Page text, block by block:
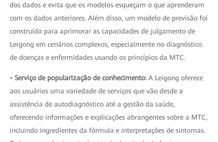
dos dados e evita que os modelos esqueçam o que aprenderam
com os dados anteriores. Além disso, um modelo de previsão foi
construído para aprimorar as capacidades de julgamento de
Leigong em cenários complexos, especialmente no diagnóstico
de doenças e enfermidades usando os princípios da MTC.
• Serviço de popularização de conhecimento: A Leigong oferece
aos usuários uma variedade de serviços que vão desde a
assistência de autodiagnóstico até a gestão da saúde,
oferecendo informações e explicações abrangentes sobre a MTC,
incluindo ingredientes da fórmula e interpretações de sintomas.